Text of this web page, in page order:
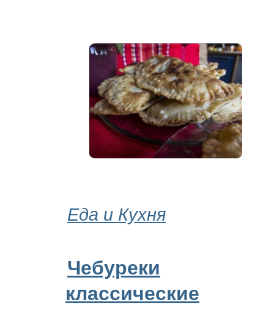
Еда и Кухня
Чебуреки
классические